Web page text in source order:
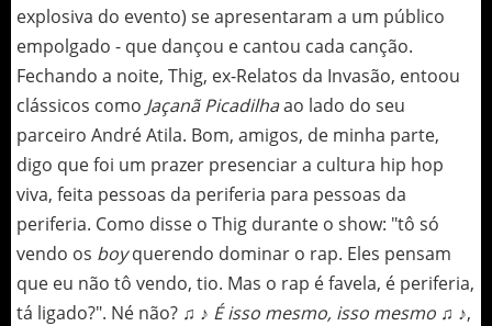
explosiva do evento) se apresentaram a um público
empolgado - que dançou e cantou cada canção.
Fechando a noite, Thig, ex-Relatos da Invasão, entoou
clássicos como Jaçanã Picadilhaao lado do seu
parceiro André Atila. Bom, amigos, de minha parte,
digo que foi um prazer presenciar a cultura hip hop
viva, feita pessoas da periferia para pessoas da
periferia. Como disse o Thig durante o show: "tô só
vendo os boyquerendo dominar o rap. Eles pensam
que eu não tô vendo, tio. Mas o rap é favela, é periferia,
tá ligado?". Né não? ♫ ♪ É isso mesmo, isso mesmo ♫ ♪,